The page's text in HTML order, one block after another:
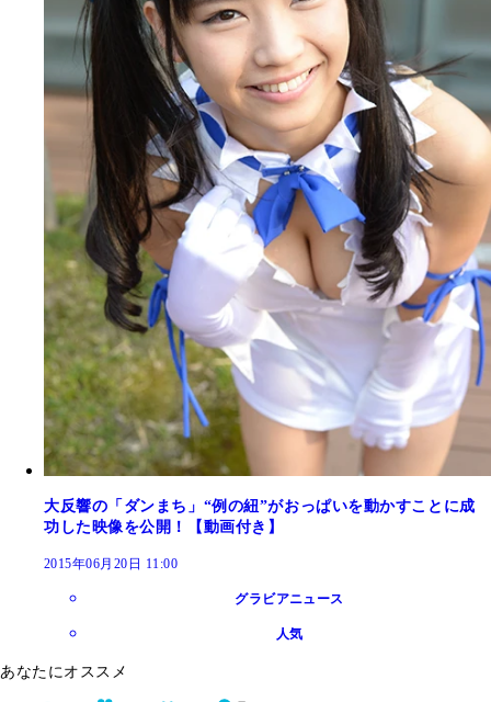
大反響の「ダンまち」“例の紐”がおっぱいを動かすことに成
功した映像を公開！【動画付き】
2015年06月20日 11:00
グラビアニュース
人気
あなたにオススメ